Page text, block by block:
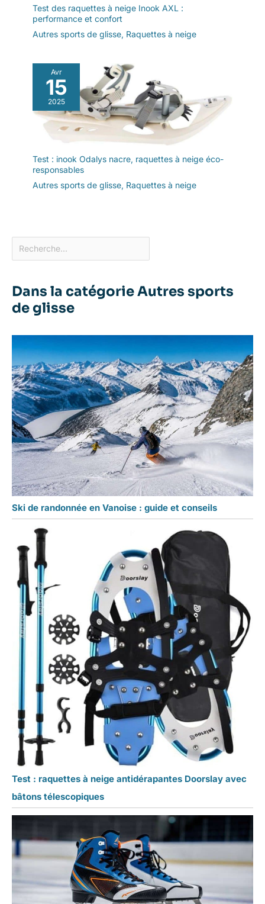
Test des raquettes à neige Inook AXL :
performance et confort
Autres sports de glisse, Raquettes à neige
Avr
15
2025
Test : inook Odalys nacre, raquettes à neige éco-
responsables
Autres sports de glisse, Raquettes à neige
Dans la catégorie Autres sports
de glisse
Ski de randonnée en Vanoise : guide et conseils
Test : raquettes à neige antidérapantes Doorslay avec
bâtons télescopiques